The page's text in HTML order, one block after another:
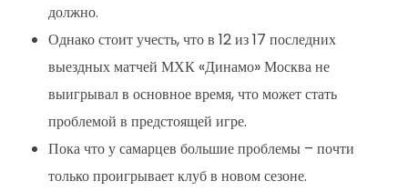
должно.
Однако стоит учесть, что в 12 из 17 последних
выездных матчей МХК «Динамо» Москва не
выигрывал в основное время, что может стать
проблемой в предстоящей игре.
Пока что у самарцев большие проблемы – почти
только проигрывает клуб в новом сезоне.